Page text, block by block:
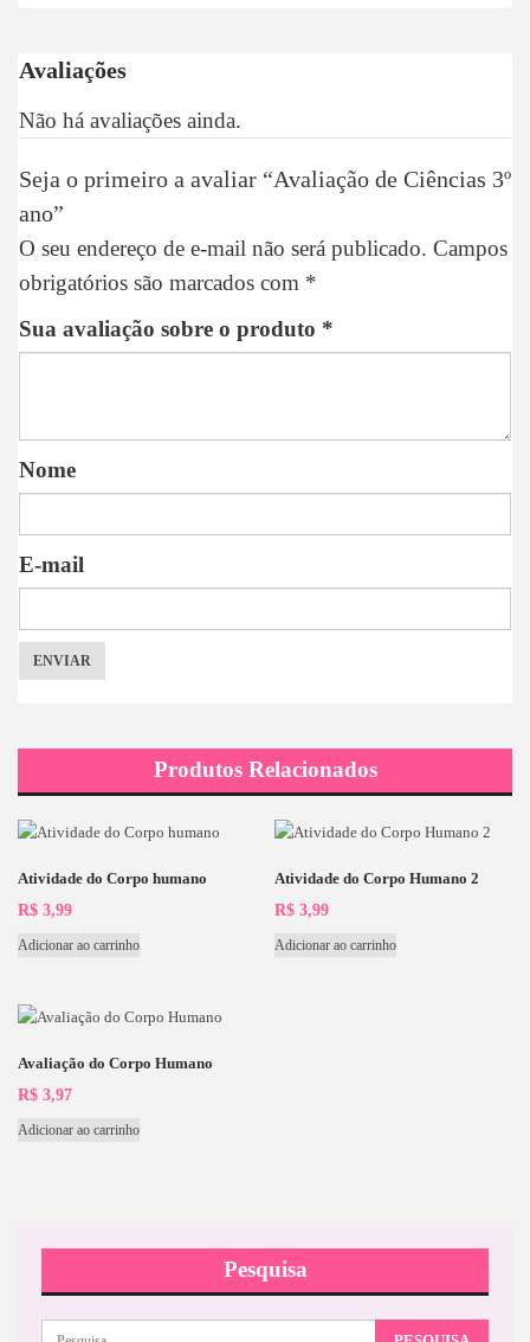
Avaliações
Não há avaliações ainda.
Seja o primeiro a avaliar “Avaliação de Ciências 3º
ano”
O seu endereço de e-mail não será publicado. Campos
obrigatórios são marcados com *
Sua avaliação sobre o produto *
Nome
E-mail
Produtos Relacionados
Atividade do Corpo humano
R$ 3,99
Adicionar ao carrinho
Atividade do Corpo Humano 2
R$ 3,99
Adicionar ao carrinho
Avaliação do Corpo Humano
R$ 3,97
Adicionar ao carrinho
Pesquisa